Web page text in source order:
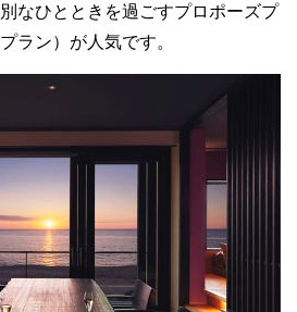
なひとときを過ごすプロポーズプ
ラン）が人気です。